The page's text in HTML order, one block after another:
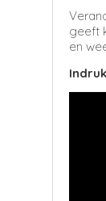
geeft
en
Indruk